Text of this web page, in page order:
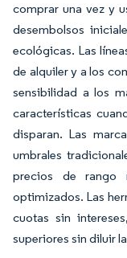
comprar una vez y
desembolsos
ecológicas. Las
de alquiler y a los
sensibilidad a los
características
disparan. Las
umbrales
precios de rango
optimizados. Las
cuotas sin
superiores sin diluir